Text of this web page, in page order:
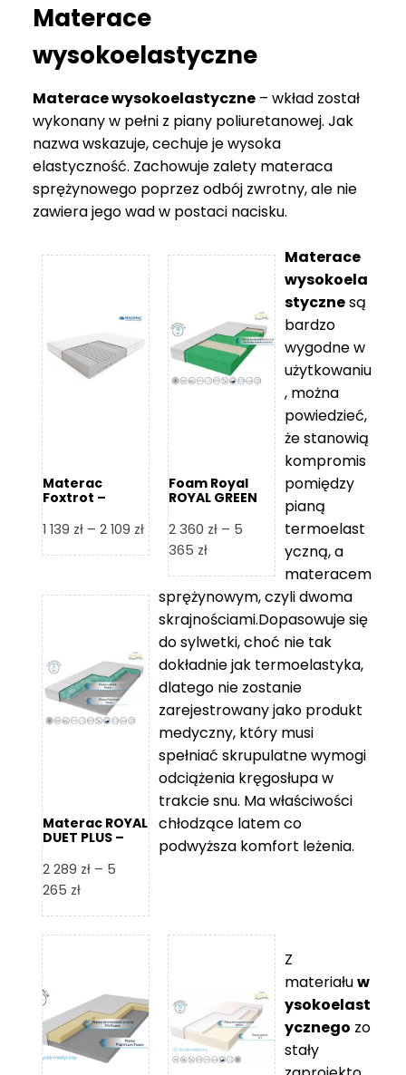
069 zł
Materace
wysokoelastyczne
Materace wysokoelastyczne – wkład został
wykonany w pełni z piany poliuretanowej. Jak
nazwa wskazuje, cechuje je wysoka
elastyczność. Zachowuje zalety materaca
sprężynowego poprzez odbój zwrotny, ale nie
zawiera jego wad w postaci nacisku.
Materac
Foxtrot –
1 139 zł – 2 109 złZakres
cen:
1
139 zł
do
2
109 zł
Foam Royal
ROYAL GREEN
piankowy
2 360 zł – 5
365 złZakres
od
2
360 zł
5
365 zł
Materac ROYAL
DUET PLUS –
2 289 zł – 5
265 złZakres
od
do
5
265 zł
Materace
wysokoela
stycznesą
bardzo
wygodne w
użytkowaniu
, można
powiedzieć,
że stanowią
kompromis
pomiędzy
pianą
termoelast
yczną, a
materacem
sprężynowym, czyli dwoma
skrajnościami.Dopasowuje się
do sylwetki, choć nie tak
dokładnie jak termoelastyka,
dlatego nie zostanie
zarejestrowany jako produkt
medyczny, który musi
spełniać skrupulatne wymogi
odciążenia kręgosłupa w
trakcie snu. Ma właściwości
chłodzące latem co
podwyższa komfort leżenia.
Z
materiałuw
ysokoelast
ycznego zo
stały